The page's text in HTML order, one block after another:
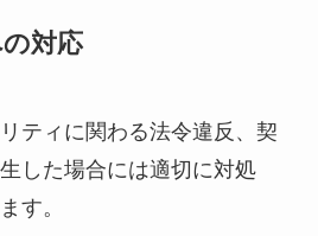
対応
ティに関わる法令違反、契
した場合には適切に対処
す。